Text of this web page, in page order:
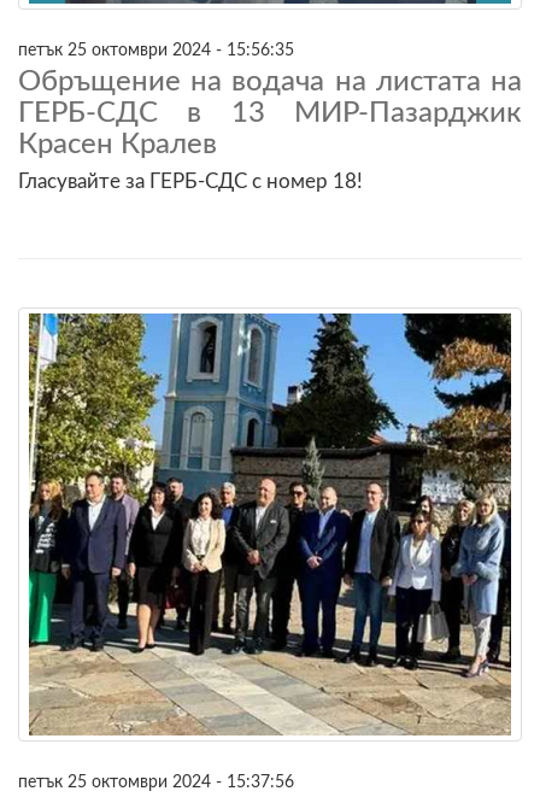
петък 25 октомври 2024 - 15:56:35
Обръщение на водача на листата на
ГЕРБ-СДС в 13 МИР-Пазарджик
Красен Кралев
Гласувайте за ГЕРБ-СДС с номер 18!
петък 25 октомври 2024 - 15:37:56